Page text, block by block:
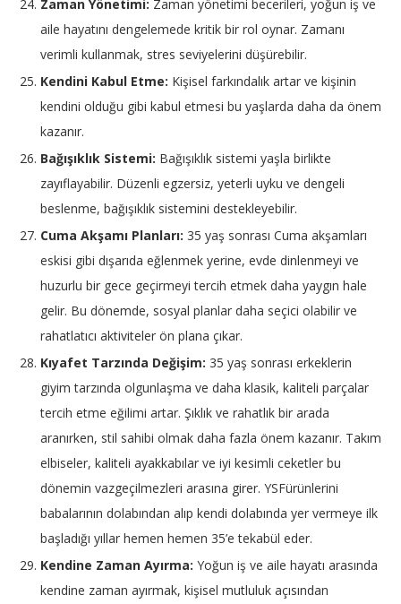
Zaman Yönetimi: Zaman yönetimi becerileri, yoğun iş ve
aile hayatını dengelemede kritik bir rol oynar. Zamanı
verimli kullanmak, stres seviyelerini düşürebilir.
Kendini Kabul Etme: Kişisel farkındalık artar ve kişinin
kendini olduğu gibi kabul etmesi bu yaşlarda daha da önem
kazanır.
Bağışıklık Sistemi: Bağışıklık sistemi yaşla birlikte
zayıflayabilir. Düzenli egzersiz, yeterli uyku ve dengeli
beslenme, bağışıklık sistemini destekleyebilir.
Cuma Akşamı Planları: 35 yaş sonrası Cuma akşamları
eskisi gibi dışarıda eğlenmek yerine, evde dinlenmeyi ve
huzurlu bir gece geçirmeyi tercih etmek daha yaygın hale
gelir. Bu dönemde, sosyal planlar daha seçici olabilir ve
rahatlatıcı aktiviteler ön plana çıkar.
Kıyafet Tarzında Değişim: 35 yaş sonrası erkeklerin
giyim tarzında olgunlaşma ve daha klasik, kaliteli parçalar
tercih etme eğilimi artar. Şıklık ve rahatlık bir arada
aranırken, stil sahibi olmak daha fazla önem kazanır. Takım
elbiseler, kaliteli ayakkabılar ve iyi kesimli ceketler bu
dönemin vazgeçilmezleri arasına girer. YSFürünlerini
babalarının dolabından alıp kendi dolabında yer vermeye ilk
başladığı yıllar hemen hemen 35’e tekabül eder.
Kendine Zaman Ayırma: Yoğun iş ve aile hayatı arasında
kendine zaman ayırmak, kişisel mutluluk açısından